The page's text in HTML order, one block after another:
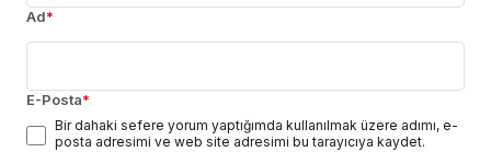
Ad*
E-Posta*
Bir dahaki sefere yorum yaptığımda kullanılmak üzere adımı, e-
posta adresimi ve web site adresimi bu tarayıcıya kaydet.